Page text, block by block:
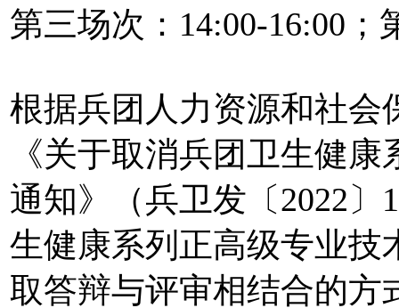
第三场次：14:00-16:00；
根据兵团人力资源和社会
《关于取消兵团卫生健
通知》（兵卫发〔2022〕
生健康系列正高级专业技
取答辩与评审相结合的方